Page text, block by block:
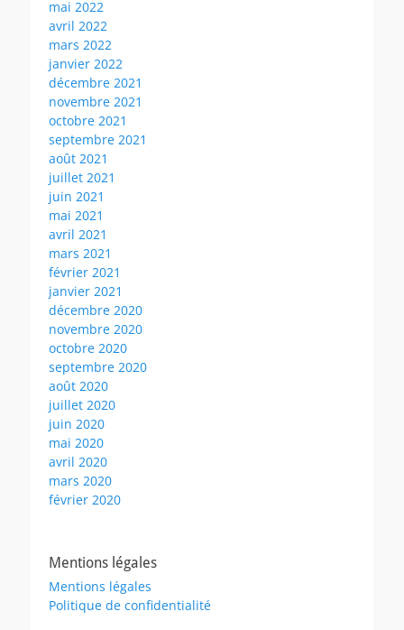
mai 2022
avril 2022
mars 2022
janvier 2022
décembre 2021
novembre 2021
octobre 2021
septembre 2021
août 2021
juillet 2021
juin 2021
mai 2021
avril 2021
mars 2021
février 2021
janvier 2021
décembre 2020
novembre 2020
octobre 2020
septembre 2020
août 2020
juillet 2020
juin 2020
mai 2020
avril 2020
mars 2020
février 2020
Mentions légales
Mentions légales
Politique de confidentialité